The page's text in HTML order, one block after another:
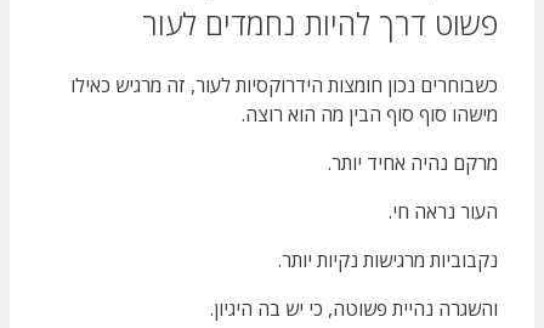
פשוט דרך להיות נחמדים לעור
כשבוחרים נכון חומצות הידרוקסיות לעור, זה מרגיש כאילו
מישהו סוף סוף הבין מה הוא רוצה.
מרקם נהיה אחיד יותר.
העור נראה חי.
נקבוביות מרגישות נקיות יותר.
והשגרה נהיית פשוטה, כי יש בה היגיון.